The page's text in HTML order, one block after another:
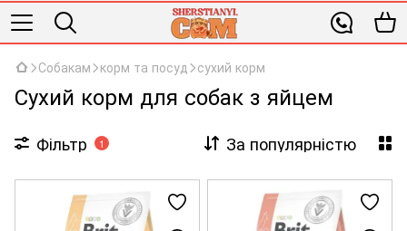
Собакам корм та посуд сухий корм
Сухий корм для собак з яйцем
Фільтр 1 За популярністю